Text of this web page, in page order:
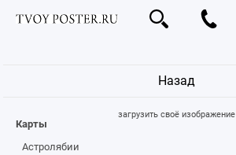
Назад
загрузить своё изображение
Карты
Астролябии